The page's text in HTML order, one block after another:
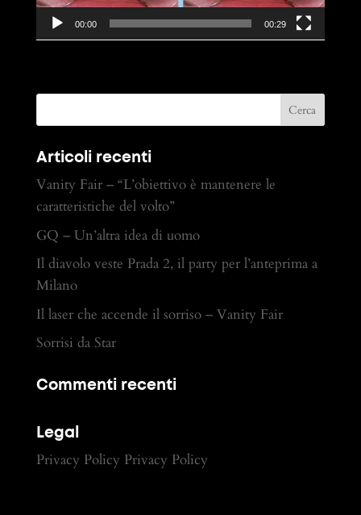
00:00 00:29
Articoli recenti
Vanity Fair – “L’obiettivo è mantenere le
caratteristiche del volto”
GQ – Un’altra idea di uomo
Il diavolo veste Prada 2, il party per l’anteprima a
Milano
Il laser che accende il sorriso – Vanity Fair
Sorrisi da Star
Commenti recenti
Legal
Privacy Policy Privacy Policy